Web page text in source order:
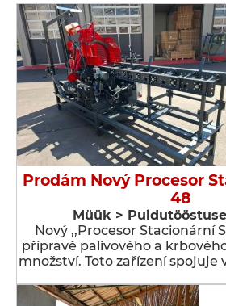
Prodám Nový Procesor
48
Müük >
Nový ,,Procesor Stacionární
přípravě palivového a
množství. Toto zařízení spojuje